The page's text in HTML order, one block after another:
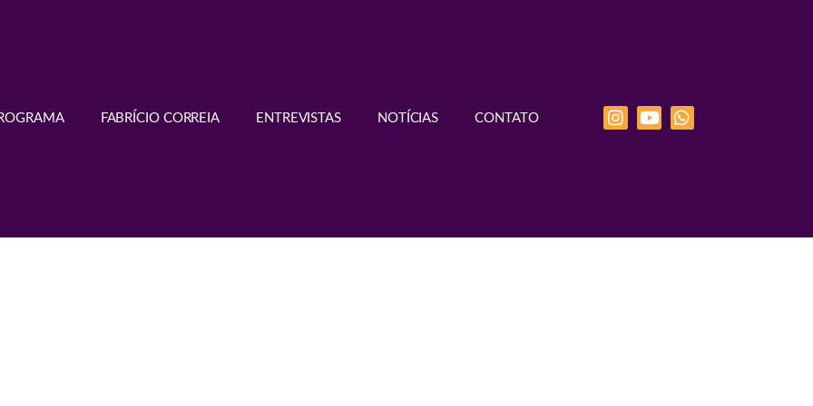
FABRÍCIO CORREIA ENTREVISTAS NOTÍCIAS CONTATO